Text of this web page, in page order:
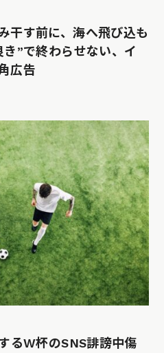
干す前に、海へ飛び込も
”で終わらせない、イ
広告
るW杯のSNS誹謗中傷